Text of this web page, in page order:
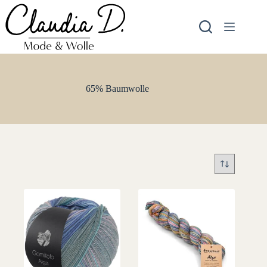
Zum
Inhalt
springen
65% Baumwolle